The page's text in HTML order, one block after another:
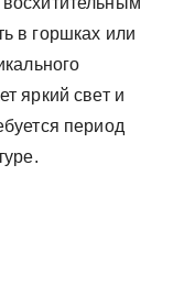
в горшках или
яркий свет и
период